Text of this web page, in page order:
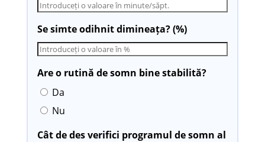
Se simte odihnit dimineața? (%)
Are o rutină de somn bine stabilită?
Da
Nu
Cât de des verifici programul de somn al